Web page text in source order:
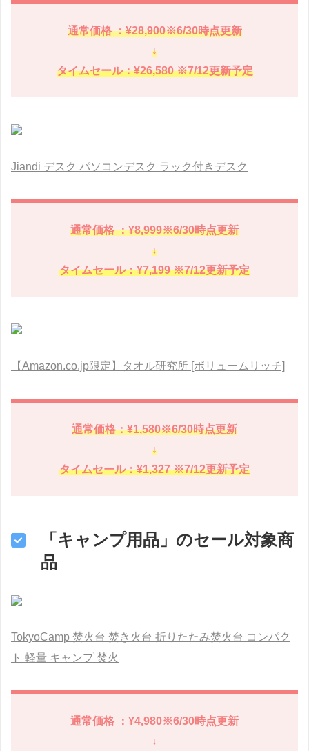
通常価格 ：¥28,900※6/30時点更新
↓
タイムセール：¥26,580 ※7/12更新予定
Jiandi デスク パソコンデスク ラック付きデスク
通常価格 ：¥8,999※6/30時点更新
↓
タイムセール：¥7,199 ※7/12更新予定
【Amazon.co.jp限定】タオル研究所 [ボリュームリッチ]
通常価格：¥1,580※6/30時点更新
↓
タイムセール：¥1,327 ※7/12更新予定
「キャンプ用品」のセール対象商
品
TokyoCamp 焚火台 焚き火台 折りたたみ焚火台 コンパク
ト 軽量 キャンプ 焚火
通常価格 ：¥4,980※6/30時点更新
↓